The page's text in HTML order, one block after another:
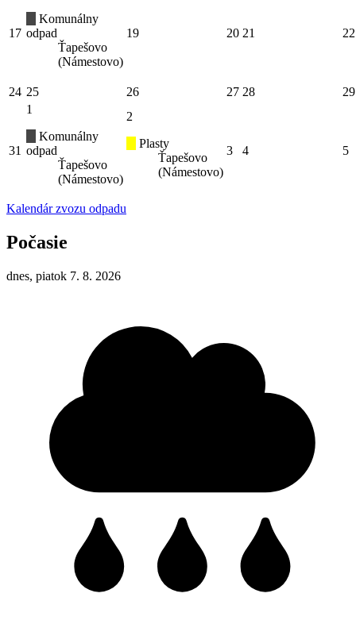
17
Komunálny
odpad
Ťapešovo
(Námestovo)
19 20 21 22
24 25 26 27 28 29
31
1
Komunálny
odpad
Ťapešovo
(Námestovo)
2
Plasty
Ťapešovo
(Námestovo)
3 4 5
Kalendár zvozu odpadu
Počasie
dnes, piatok 7. 8. 2026